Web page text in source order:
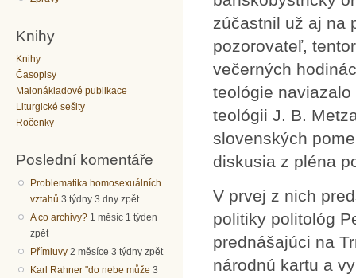
Knihy
Knihy
Časopisy
Malonákladové publikace
Liturgické sešity
Ročenky
Poslední komentáře
Problematika homosexuálních
vztahů 3 týdny 3 dny zpět
A co archivy? 1 měsíc 1 týden
zpět
Přímluvy 2 měsíce 3 týdny zpět
Karl Rahner "do nebe může 3
zúčastnil už aj na
pozorovateľ,
večerných
teológie
teológii J. B.
slovenských
diskusia z pléna
V prvej z nich
politiky politológ
prednášajúci na
národnú kartu a